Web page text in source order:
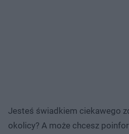
Jesteś świadkiem ciekawego
okolicy? A może chcesz